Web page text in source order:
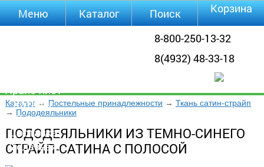
8-800-250-13-32
8(4932) 48-33-18
Каталог→ Постельные принадлежности → Ткань сатин-страйп
→ Пододеяльники
ПОДОДЕЯЛЬНИКИ ИЗ ТЕМНО-СИНЕГО
СТРАЙП-САТИНА С ПОЛОСОЙ
Меню
Прайс-лист
Каталог
Оплата
Доставка
Полезная
Каталог Поиск Корзина